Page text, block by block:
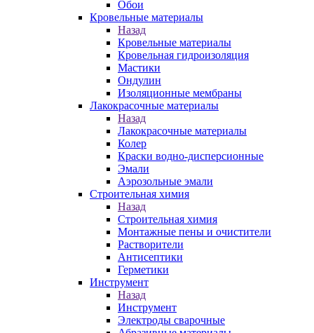
Обои
Кровельные материалы
Назад
Кровельные материалы
Кровельная гидроизоляция
Мастики
Ондулин
Изоляционные мембраны
Лакокрасочные материалы
Назад
Лакокрасочные материалы
Колер
Краски водно-дисперсионные
Эмали
Аэрозольные эмали
Строительная химия
Назад
Строительная химия
Монтажные пены и очистители
Растворители
Антисептики
Герметики
Инструмент
Назад
Инструмент
Электроды сварочные